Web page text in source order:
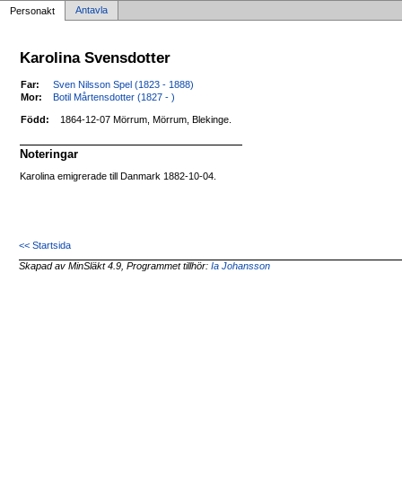
Personakt Antavla
Karolina Svensdotter
Far:
Sven Nilsson Spel (1823 - 1888)
Mor:
Botil Mårtensdotter (1827 - )
Född: 1864-12-07 Mörrum, Mörrum, Blekinge.
Noteringar
Karolina emigrerade till Danmark 1882-10-04.
<< Startsida
Skapad av MinSläkt 4.9, Programmet tillhör:Ia Johansson